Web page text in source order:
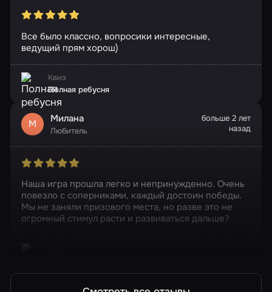
Все было классно, вопросики интересные,
ведущий прям хорош)
Квиз
Полная ребусня
М Милана
Любитель
больше 2 лет
назад
Наша игра прошла легко и непринужденно. Очень
повезло с соперниками, каждый достоин победы.
Мы не заняли призового места, но разве это не
огромный стимул расти и развиваться дальше?